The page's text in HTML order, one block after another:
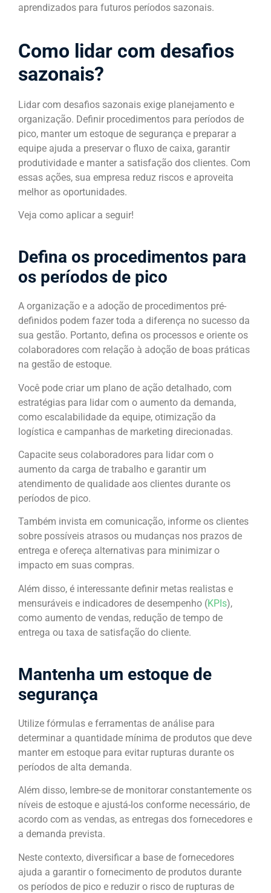
aprendizados para futuros períodos sazonais.
Como lidar com desafios
sazonais?
Lidar com desafios sazonais exige planejamento e
organização. Definir procedimentos para períodos de
pico, manter um estoque de segurança e preparar a
equipe ajuda a preservar o fluxo de caixa, garantir
produtividade e manter a satisfação dos clientes. Com
essas ações, sua empresa reduz riscos e aproveita
melhor as oportunidades.
Veja como aplicar a seguir!
Defina os procedimentos para
os períodos de pico
A organização e a adoção de procedimentos pré-
definidos podem fazer toda a diferença no sucesso da
sua gestão. Portanto, defina os processos e oriente os
colaboradores com relação à adoção de boas práticas
na gestão de estoque.
Você pode criar um plano de ação detalhado, com
estratégias para lidar com o aumento da demanda,
como escalabilidade da equipe, otimização da
logística e campanhas de marketing direcionadas.
Capacite seus colaboradores para lidar com o
aumento da carga de trabalho e garantir um
atendimento de qualidade aos clientes durante os
períodos de pico.
Também invista em comunicação, informe os clientes
sobre possíveis atrasos ou mudanças nos prazos de
entrega e ofereça alternativas para minimizar o
impacto em suas compras.
Além disso, é interessante definir metas realistas e
mensuráveis e indicadores de desempenho (KPIs),
como aumento de vendas, redução de tempo de
entrega ou taxa de satisfação do cliente.
Mantenha um estoque de
segurança
Utilize fórmulas e ferramentas de análise para
determinar a quantidade mínima de produtos que deve
manter em estoque para evitar rupturas durante os
períodos de alta demanda.
Além disso, lembre-se de monitorar constantemente os
níveis de estoque e ajustá-los conforme necessário, de
acordo com as vendas, as entregas dos fornecedores e
a demanda prevista.
Neste contexto, diversificar a base de fornecedores
ajuda a garantir o fornecimento de produtos durante
os períodos de pico e reduzir o risco de rupturas de